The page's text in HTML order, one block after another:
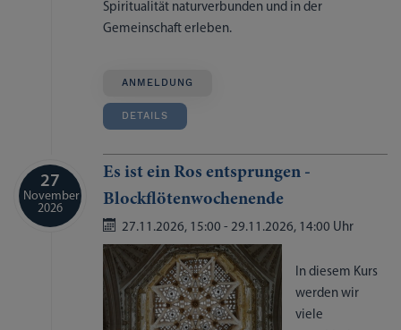
Spiritualität naturverbunden und in der
Gemeinschaft erleben.
ANMELDUNG
DETAILS
27
November
2026
Es ist ein Ros entsprungen -
Blockflötenwochenende
27.11.2026, 15:00 - 29.11.2026, 14:00 Uhr
In diesem Kurs
werden wir
viele